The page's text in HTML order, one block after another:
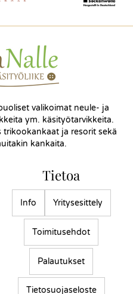
valikoimat neule- ja
ym. käsityötarvikkeita.
ja resorit sekä
kankaita.
Tietoa
Info Yritysesittely
Toimitusehdot
Palautukset
Tietosuojaseloste